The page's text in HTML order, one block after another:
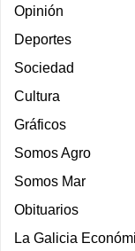
Opinión
Deportes
Sociedad
Cultura
Gráficos
Somos Agro
Somos Mar
Obituarios
La Galicia